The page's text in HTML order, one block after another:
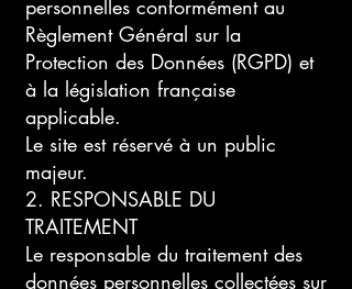
personnelles conformément au
Règlement Général sur la
Protection des Données (RGPD) et
à la législation française
applicable.
Le site est réservé à un public
majeur.
2. RESPONSABLE DU
TRAITEMENT
Le responsable du traitement des
données personnelles collectées sur